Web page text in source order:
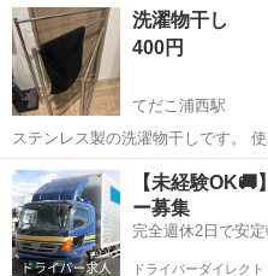
沖縄 宜野湾市 てだこ浦西駅
洗濯物干し
400円
てだこ浦西駅
ステンレス製の洗濯物干しです。 使わない時は畳んでコンパクトにな
るので隙間に収納できます。
沖縄 浦添市 てだこ浦西駅
【未経験
ー募集
完全週休2日で安
ドライバーダイレクト